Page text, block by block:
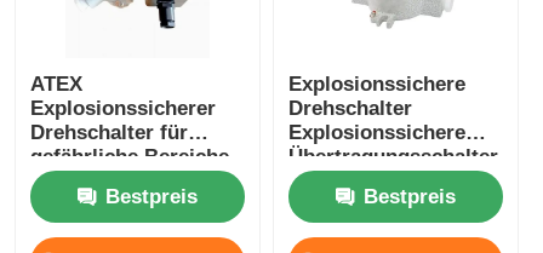
ATEX
Explosionssicherer
Drehschalter für
gefährliche Bereiche
Bestpreis
Explosionssichere
Drehschalter
Explosionssichere
Übertragungsschalter
Bestpreis